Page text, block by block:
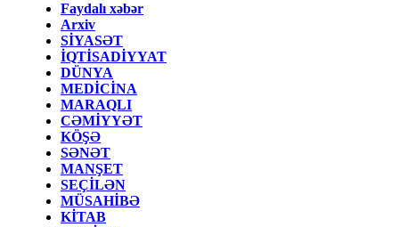
Faydalı xəbər
Arxiv
SİYASƏT
İQTİSADİYYAT
DÜNYA
MEDİCİNA
MARAQLI
CƏMİYYƏT
KÖŞƏ
SƏNƏT
MANŞET
SEÇİLƏN
MÜSAHİBƏ
KİTAB